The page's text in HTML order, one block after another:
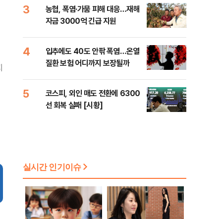
3
농협, 폭염·가뭄 피해 대응…재해
자금 3000억 긴급 지원
4
입추에도 40도 안팎 폭염…온열
질환 보험 어디까지 보장될까
5
코스피, 외인 매도 전환에 6300
선 회복 실패 [시황]